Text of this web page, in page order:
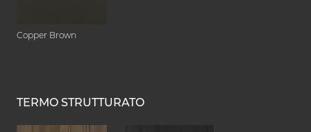
Copper Brown
TERMO STRUTTURATO